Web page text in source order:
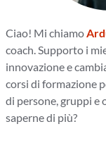
Ciao! Mi chiamo
coach. Supporto i
innovazione e
corsi di formazione
di persone, gruppi e
saperne di più?